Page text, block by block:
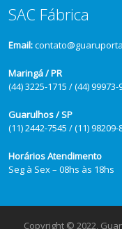
SAC Fábrica
Email:
Maringá / PR
(44) 3225-1715 / (44)
Guarulhos / SP
(11) 2442-7545 / (11)
Horários Atendimento
Seg à Sex – 08hs às 18hs
Copyright © 2022,